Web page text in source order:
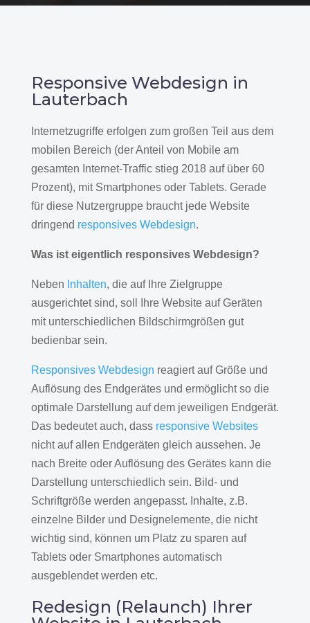
Responsive Webdesign in
Lauterbach
Internetzugriffe erfolgen zum großen Teil aus dem
mobilen Bereich (der Anteil von Mobile am
gesamten Internet-Traffic stieg 2018 auf über 60
Prozent), mit Smartphones oder Tablets. Gerade
für diese Nutzergruppe braucht jede Website
dringend responsives Webdesign.
Was ist eigentlich responsives Webdesign?
Neben Inhalten, die auf Ihre Zielgruppe
ausgerichtet sind, soll Ihre Website auf Geräten
mit unterschiedlichen Bildschirmgrößen gut
bedienbar sein.
Responsives Webdesign reagiert auf Größe und
Auflösung des Endgerätes und ermöglicht so die
optimale Darstellung auf dem jeweiligen Endgerät.
Das bedeutet auch, dass responsive Websites
nicht auf allen Endgeräten gleich aussehen. Je
nach Breite oder Auflösung des Gerätes kann die
Darstellung unterschiedlich sein. Bild- und
Schriftgröße werden angepasst. Inhalte, z.B.
einzelne Bilder und Designelemente, die nicht
wichtig sind, können um Platz zu sparen auf
Tablets oder Smartphones automatisch
ausgeblendet werden etc.
Redesign (Relaunch) Ihrer